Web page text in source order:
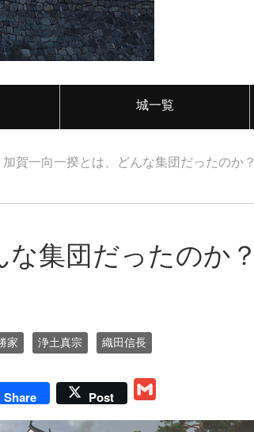
城一覧
加賀一向一揆とは、どんな集団だったのか？
集団だったのか？
家 浄土真宗 織田信長
Share Post